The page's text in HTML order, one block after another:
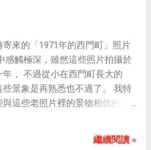
寄來的「1971年的西門町」照片
感觸極深，雖然這些照片拍攝於
年， 不過從小在西門町長大的
些景象是再熟悉也不過了。 我特
這些老照片裡的景物相仿的近
繼續閱讀 »